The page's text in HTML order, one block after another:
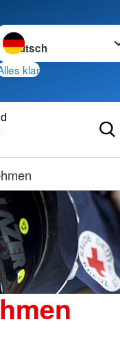
wechseln zu
klar